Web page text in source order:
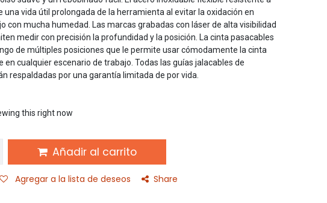
una vida útil prolongada de la herramienta al evitar la oxidación en
con mucha humedad. Las marcas grabadas con láser de alta visibilidad
medir con precisión la profundidad y la posición. La cinta pasacables
de múltiples posiciones que le permite usar cómodamente la cinta
en cualquier escenario de trabajo. Todas las guías jalacables de
respaldadas por una garantía limitada de por vida.
this right now
Añadir al carrito
Agregar a la lista de deseos Share